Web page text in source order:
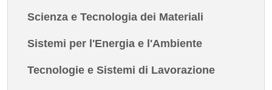
Scienza e Tecnologia dei Materiali
Sistemi per l'Energia e l'Ambiente
Tecnologie e Sistemi di Lavorazione